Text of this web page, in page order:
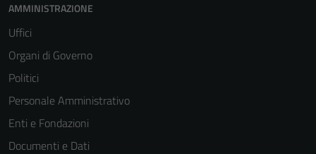
AMMINISTRAZIONE
Uffici
Organi di Governo
Politici
Personale Amministrativo
Enti e Fondazioni
Documenti e Dati